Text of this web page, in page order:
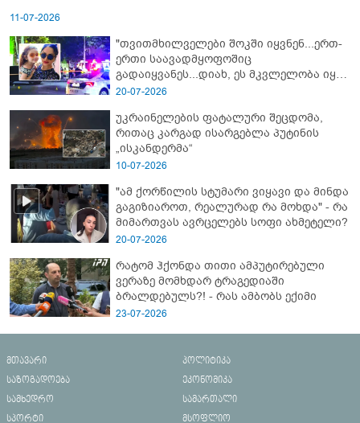
11-07-2026
"თვითმხილველები შოკში იყვნენ...ერთ-
ერთი საავადმყოფოშიც
გადაიყვანეს...დიახ, ეს მკვლელობა იყო"
- გორში დატრიალებული ტრაგედიის
20-07-2026
უკრაინელების ფატალური შეცდომა,
რითაც კარგად ისარგებლა პუტინის
„ისკანდერმა“
10-07-2026
"ამ ქორწილის სტუმარი ვიყავი და მინდა
გაგიზიაროთ, რეალურად რა მოხდა" - რა
მიმართვას ავრცელებს სოფი ახმეტელი?
20-07-2026
რატომ ჰქონდა თითი ამპუტირებული
ვერაზე მომხდარ ტრაგედიაში
ბრალდებულს?! - რას ამბობს ექიმი
23-07-2026
მთავარი
პოლიტიკა
საზოგადოება
ეკონომიკა
სამხედრო
სამართალი
სპორტი
მსოფლიო